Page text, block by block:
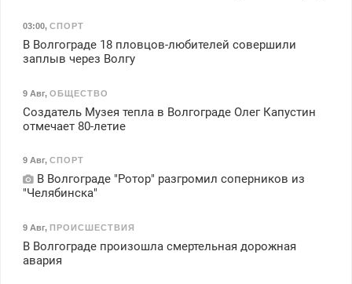
03:00, СПОРТ
В Волгограде 18 пловцов-любителей совершили
заплыв через Волгу
9 Авг, ОБЩЕСТВО
Создатель Музея тепла в Волгограде Олег Капустин
отмечает 80-летие
9 Авг, СПОРТ
В Волгограде "Ротор" разгромил соперников из
"Челябинска"
9 Авг, ПРОИСШЕСТВИЯ
В Волгограде произошла смертельная дорожная
авария